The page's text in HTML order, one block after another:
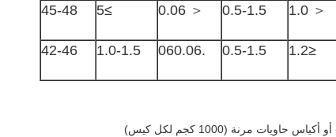
＜ 1.0
0.5-1.5
＜ 0.06
≥5
45-48
≤1.2
0.5-1.5
.060.06
1.0-1.5
42-46